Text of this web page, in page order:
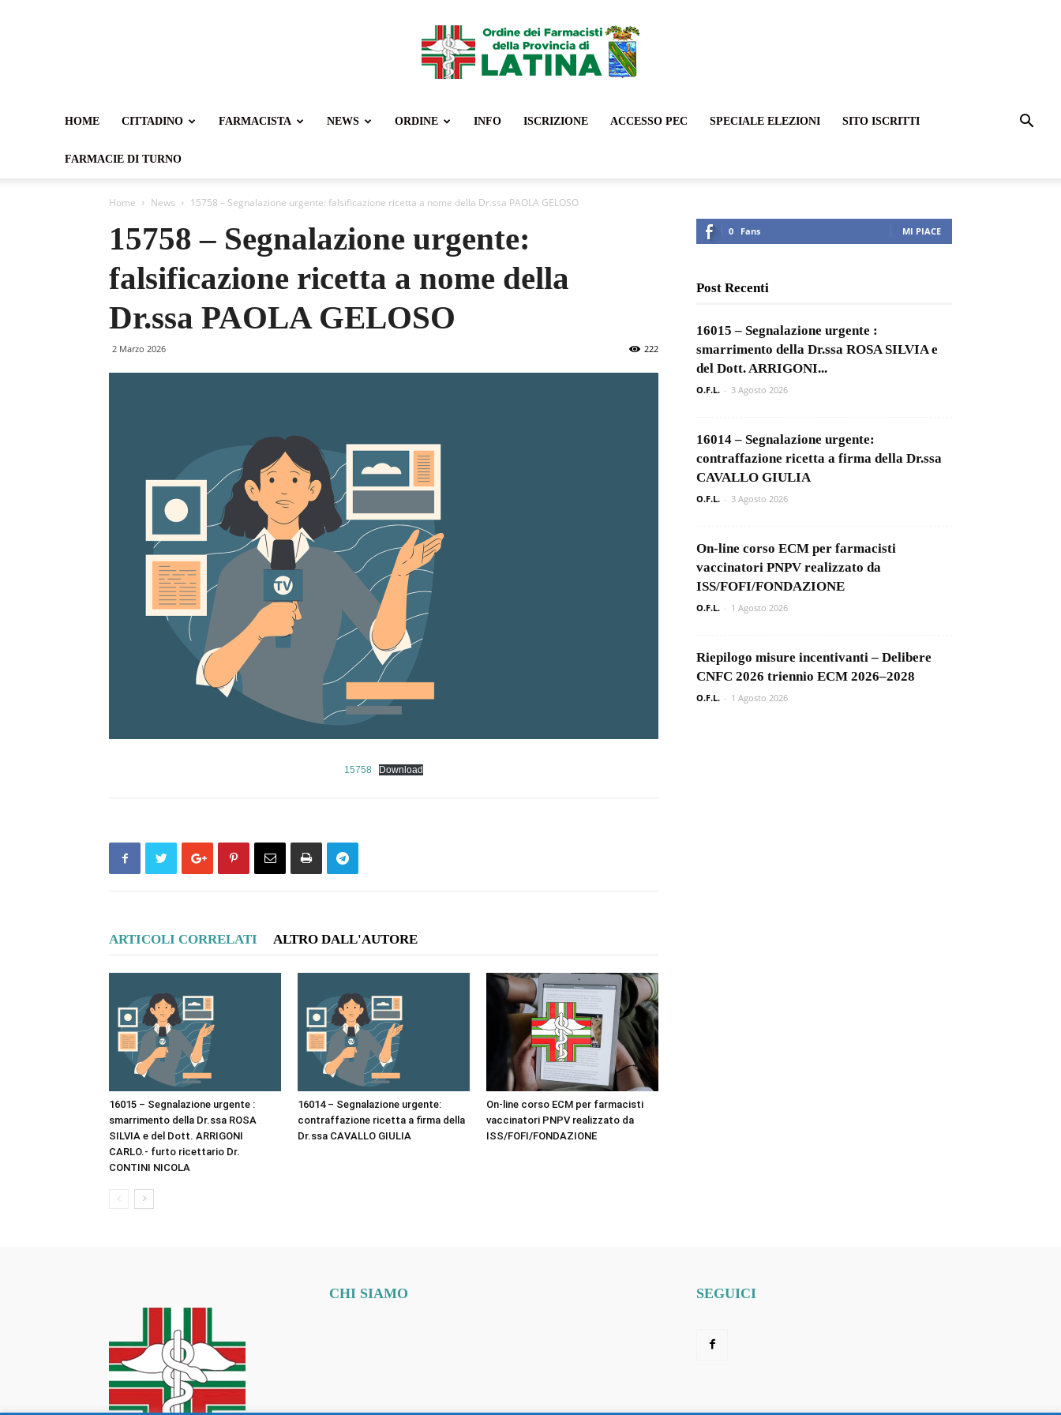
HOME CITTADINO FARMACISTA NEWS ORDINE INFO ISCRIZIONE ACCESSO PEC SPECIALE ELEZIONI SITO ISCRITTI
FARMACIE DI TURNO
Home News 15758 – Segnalazione urgente: falsificazione ricetta a nome della Dr.ssa PAOLA GELOSO
15758 – Segnalazione urgente:
falsificazione ricetta a nome della
Dr.ssa PAOLA GELOSO
2 Marzo 2026 222
15758 Download
ARTICOLI CORRELATI ALTRO DALL'AUTORE
16015 – Segnalazione urgente :
smarrimento della Dr.ssa ROSA
SILVIA e del Dott. ARRIGONI
CARLO.- furto ricettario Dr.
CONTINI NICOLA
16014 – Segnalazione urgente:
contraffazione ricetta a firma della
Dr.ssa CAVALLO GIULIA
On-line corso ECM per farmacisti
vaccinatori PNPV realizzato da
ISS/FOFI/FONDAZIONE
0 Fans MI PIACE
Post Recenti
16015 – Segnalazione urgente :
smarrimento della Dr.ssa ROSA SILVIA e
del Dott. ARRIGONI...
O.F.L. - 3 Agosto 2026
16014 – Segnalazione urgente:
contraffazione ricetta a firma della Dr.ssa
CAVALLO GIULIA
O.F.L. - 3 Agosto 2026
On-line corso ECM per farmacisti
vaccinatori PNPV realizzato da
ISS/FOFI/FONDAZIONE
O.F.L. - 1 Agosto 2026
Riepilogo misure incentivanti – Delibere
CNFC 2026 triennio ECM 2026–2028
O.F.L. - 1 Agosto 2026
CHI SIAMO SEGUICI